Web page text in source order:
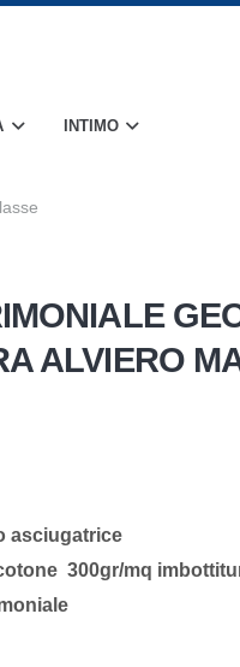
INTIMO
ALVIERO
asciugatrice
300gr/mq